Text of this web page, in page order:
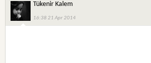
Tükenir Kalem
16:38 21 Apr 2014